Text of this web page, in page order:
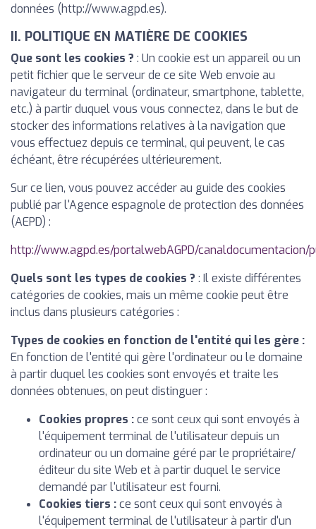
données (http://www.agpd.es).
II. POLITIQUE EN MATIÈRE DE COOKIES
Que sont les cookies ? : Un cookie est un appareil ou un
petit fichier que le serveur de ce site Web envoie au
navigateur du terminal (ordinateur, smartphone, tablette,
etc.) à partir duquel vous vous connectez, dans le but de
stocker des informations relatives à la navigation que
vous effectuez depuis ce terminal, qui peuvent, le cas
échéant, être récupérées ultérieurement.
Sur ce lien, vous pouvez accéder au guide des cookies
publié par l'Agence espagnole de protection des données
(AEPD) :
http://www.agpd.es/portalwebAGPD/canaldocumentacion/
Quels sont les types de cookies ? : Il existe différentes
catégories de cookies, mais un même cookie peut être
inclus dans plusieurs catégories :
Types de cookies en fonction de l'entité qui les gère :
En fonction de l'entité qui gère l'ordinateur ou le domaine
à partir duquel les cookies sont envoyés et traite les
données obtenues, on peut distinguer :
Cookies propres :ce sont ceux qui sont envoyés à
l'équipement terminal de l'utilisateur depuis un
ordinateur ou un domaine géré par le propriétaire/
éditeur du site Web et à partir duquel le service
demandé par l'utilisateur est fourni.
Cookies tiers :ce sont ceux qui sont envoyés à
l'équipement terminal de l'utilisateur à partir d'un